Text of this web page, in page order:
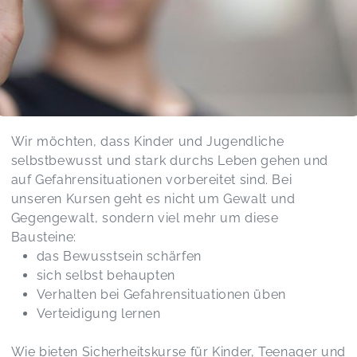
Sicherheitskurs für Kinder 8-11 Jahre Emsbüren
Der Kurs hat meinem Kind sehr gut gefallen und
und Übungen erzählt. Es ist eine tolle Sache und
in der heutigen Zeit gibt es uns als Eltern etwas
mehr Sicherheit. Vielen Dank für das tolle
Sicherheitskurs für Kinder 5-7 Jahre Glashütte
Virginie,
Alles top
Sicherheitskurs für Kinder 5-7 Jahre Meppen
Irina,Feb 22
Wir möchten, dass Kinder und Jugendliche
selbstbewusst und stark durchs Leben gehen und
auf Gefahrensituationen vorbereitet sind. Bei
unseren Kursen geht es nicht um Gewalt und
Gegengewalt, sondern viel mehr um diese
Bausteine:
das Bewusstsein schärfen
sich selbst behaupten
Verhalten bei Gefahrensituationen üben
Verteidigung lernen
Wie bieten Sicherheitskurse für Kinder, Teenager und